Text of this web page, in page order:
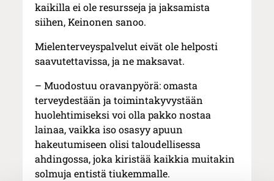
kaikilla ei ole resursseja ja jaksamista
siihen, Keinonen sanoo.
Mielenterveyspalvelut eivät ole helposti
saavutettavissa, ja ne maksavat.
– Muodostuu oravanpyörä: omasta
terveydestään ja toimintakyvystään
huolehtimiseksi voi olla pakko nostaa
lainaa, vaikka iso osasyy apuun
hakeutumiseen olisi taloudellisessa
ahdingossa, joka kiristää kaikkia muitakin
solmuja entistä tiukemmalle.